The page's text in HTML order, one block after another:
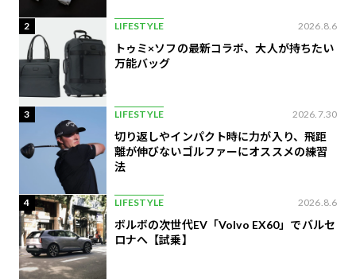
2 LIFESTYLE 2026.8.6
トゥミ×ソフの最新コラボ、大人が持ちたい
万能バッグ
3 LIFESTYLE 2026.7.30
切り返しやインパクト時に力が入り、飛距
離が伸びないゴルファーにオススメの練習
法
4 LIFESTYLE 2026.8.6
ボルボの次世代EV「Volvo EX60」でバルセ
ロナへ【試乗】